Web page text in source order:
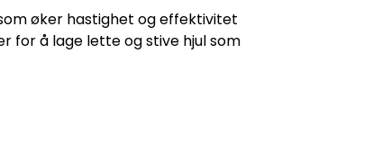
øker hastighet og effektivitet
for å lage lette og stive hjul som